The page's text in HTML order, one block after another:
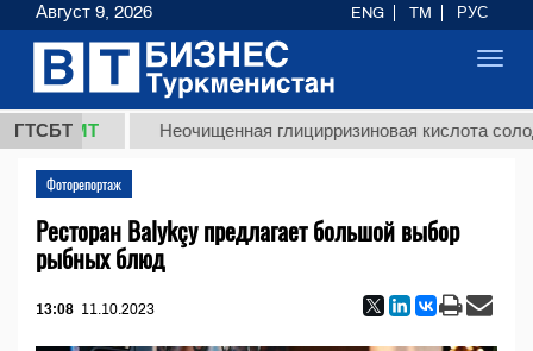
ГТСБТ Неочищенная глицирризиновая кислота солодкового
Фоторепортаж
Ресторан Balykçy предлагает большой выбор
рыбных блюд
13:08 11.10.2023
Август 9, 2026 ENG TM РУС